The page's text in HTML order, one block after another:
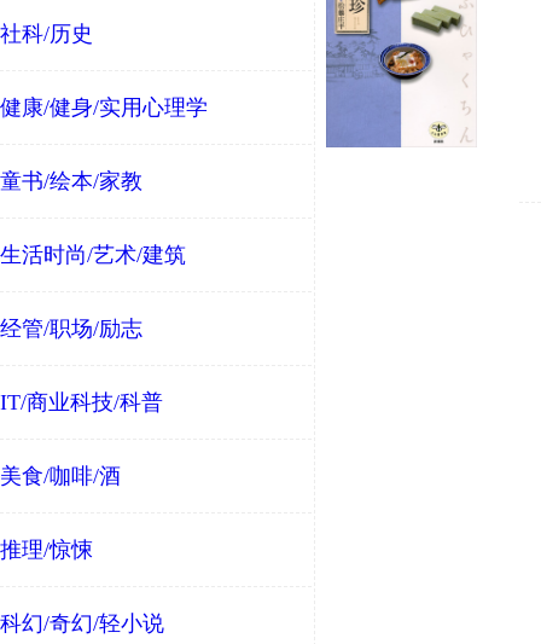
社科/历史
健康/健身/实用心理学
童书/绘本/家教
生活时尚/艺术/建筑
经管/职场/励志
IT/商业科技/科普
美食/咖啡/酒
推理/惊悚
科幻/奇幻/轻小说